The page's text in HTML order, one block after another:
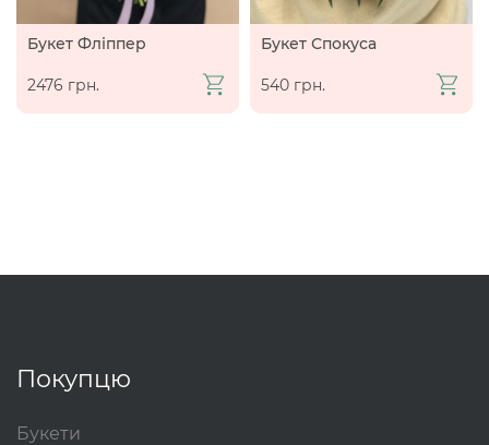
Букет Фліппер
2476 грн.
Букет Спокуса
540 грн.
Покупцю
Букети